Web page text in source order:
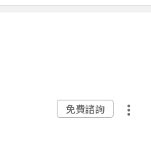
免費諮詢